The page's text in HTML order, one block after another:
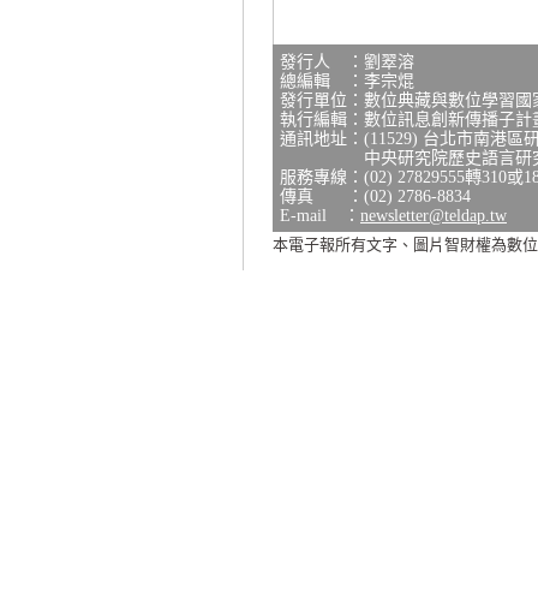
發行人 ：劉翠溶
總編輯 ：李宗焜
發行單位：數位典藏與數位學習
執行編輯：數位訊息創新傳播子計
通訊地址：(11529) 台北市南港區
中央研究院歷史語言研究
服務專線：(02) 27829555轉310或
傳真 ：(02) 2786-8834
E-mail ： newsletter@teldap.tw
本電子報所有文字、圖片智財權為數